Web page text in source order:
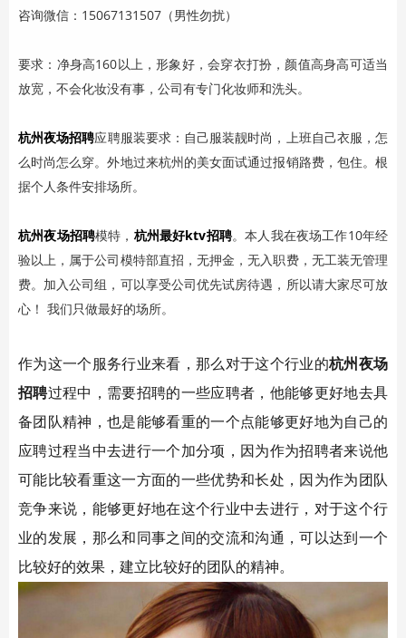
咨询微信：15067131507（男性勿扰）
要求：净身高160以上，形象好，会穿衣打扮，颜值高身高可适当
放宽，不会化妆没有事，公司有专门化妆师和洗头。
杭州夜场招聘应聘服装要求：自己服装靓时尚，上班自己衣服，怎
么时尚怎么穿。外地过来杭州的美女面试通过报销路费，包住。根
据个人条件安排场所。
杭州夜场招聘模特， 杭州最好ktv招聘。本人我在夜场工作10年经
验以上，属于公司模特部直招，无押金，无入职费，无工装无管理
费。加入公司组，可以享受公司优先试房待遇，所以请大家尽可放
心！ 我们只做最好的场所。
作为这一个服务行业来看，那么对于这个行业的杭州夜场
招聘过程中，需要招聘的一些应聘者，他能够更好地去具
备团队精神，也是能够看重的一个点能够更好地为自己的
应聘过程当中去进行一个加分项，因为作为招聘者来说他
可能比较看重这一方面的一些优势和长处，因为作为团队
竞争来说，能够更好地在这个行业中去进行，对于这个行
业的发展，那么和同事之间的交流和沟通，可以达到一个
比较好的效果，建立比较好的团队的精神。